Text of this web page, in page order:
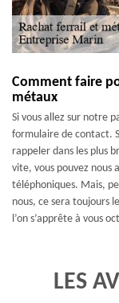
Comment faire
métaux
Si vous allez sur notre
formulaire de contact.
rappeler dans les plus
vite, vous pouvez nous
téléphoniques. Mais,
nous, ce sera toujours
l’on s’apprête à vous
LES